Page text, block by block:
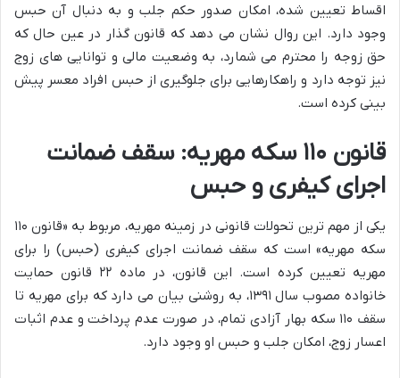
اقساط تعیین شده، امکان صدور حکم جلب و به دنبال آن حبس
وجود دارد. این روال نشان می دهد که قانون گذار در عین حال که
حق زوجه را محترم می شمارد، به وضعیت مالی و توانایی های زوج
نیز توجه دارد و راهکارهایی برای جلوگیری از حبس افراد معسر پیش
بینی کرده است.
قانون ۱۱۰ سکه مهریه: سقف ضمانت
اجرای کیفری و حبس
یکی از مهم ترین تحولات قانونی در زمینه مهریه، مربوط به «قانون ۱۱۰
سکه مهریه» است که سقف ضمانت اجرای کیفری (حبس) را برای
مهریه تعیین کرده است. این قانون، در ماده ۲۲ قانون حمایت
خانواده مصوب سال ۱۳۹۱، به روشنی بیان می دارد که برای مهریه تا
سقف ۱۱۰ سکه بهار آزادی تمام، در صورت عدم پرداخت و عدم اثبات
اعسار زوج، امکان جلب و حبس او وجود دارد.